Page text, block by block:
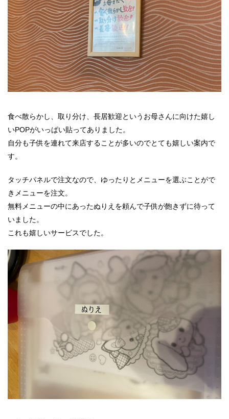
食べ散らかし、取り分け、長居歓迎というお母さんに向けた嬉し
いPOPがいっぱい貼ってありました。
自分も子供を連れて来店することが多いのでとても嬉しい案内で
す。
タッチパネルで注文なので、ゆったりとメニューを選ぶことがで
きメニューを注文。
無料メニューの中にあったぬりえを頼んで子供が飽きずに待って
いました。
これも嬉しいサービスでした。